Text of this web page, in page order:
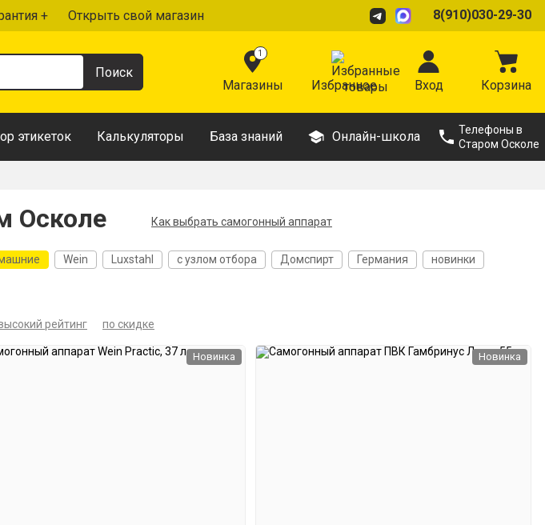
+ Открыть свой магазин 8(910)030-29-30
1
Магазины Избранное Вход Корзина
этикеток Калькуляторы База знаний Онлайн-школа
Телефоны в
Старом Осколе
Осколе Как выбрать самогонный аппарат
Wein Luxstahl с узлом отбора Домспирт Германия
новинки
рейтинг по скидке
Новинка Новинка